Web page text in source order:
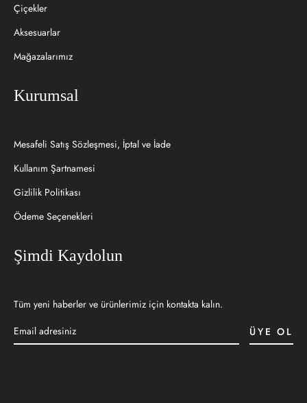
Çiçekler
Aksesuarlar
Mağazalarımız
Kurumsal
Mesafeli Satış Sözleşmesi, İptal ve İade
Kullanım Şartnamesi
Gizlilik Politikası
Ödeme Seçenekleri
Şimdi Kaydolun
Tüm yeni haberler ve ürünlerimiz için kontakta kalın.
ÜYE OL